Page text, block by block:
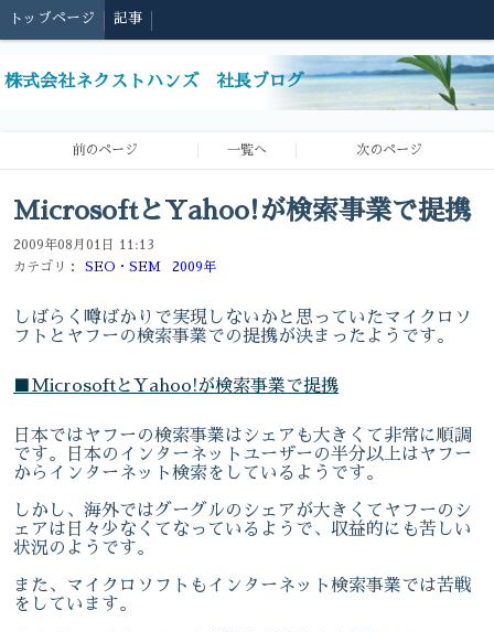
トップページ 記事
株式会社ネクストハンズ 社長ブログ
前のページ 一覧へ 次のページ
MicrosoftとYahoo!が検索事業で提携
2009年08月01日 11:13
カテゴリ：
SEO・SEM 2009年
しばらく噂ばかりで実現しないかと思っていたマイクロソ
フトとヤフーの検索事業での提携が決まったようです。
■MicrosoftとYahoo!が検索事業で提携
日本ではヤフーの検索事業はシェアも大きくて非常に順調
です。日本のインターネットユーザーの半分以上はヤフー
からインターネット検索をしているようです。
しかし、海外ではグーグルのシェアが大きくてヤフーのシ
ェアは日々少なくてなっているようで、収益的にも苦しい
状況のようです。
また、マイクロソフトもインターネット検索事業では苦戦
をしています。